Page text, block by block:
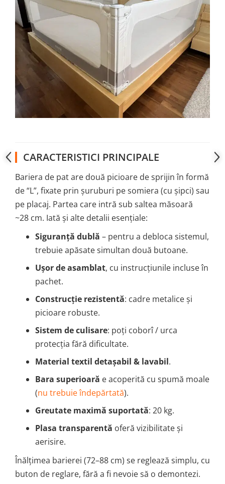
CARACTERISTICI PRINCIPALE
Bariera de pat are două picioare de sprijin în formă
de “L”, fixate prin șuruburi pe somiera (cu șipci) sau
pe placaj. Partea care intră sub saltea măsoară
~28 cm. Iată și alte detalii esențiale:
Siguranță dublă – pentru a debloca sistemul,
trebuie apăsate simultan două butoane.
Ușor de asamblat, cu instrucțiunile incluse în
pachet.
Construcție rezistentă: cadre metalice și
picioare robuste.
Sistem de culisare: poți coborî / urca
protecția fără dificultate.
Material textil detașabil & lavabil.
Bara superioară e acoperită cu spumă moale
(nu trebuie îndepărtată).
Greutate maximă suportată: 20 kg.
Plasa transparentă oferă vizibilitate și
aerisire.
Înălțimea barierei (72–88 cm) se reglează simplu, cu
buton de reglare, fără a fi nevoie să o demontezi.